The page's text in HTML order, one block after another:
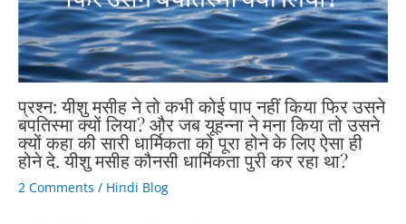
प्रश्न: यीशु मसीह ने तो कभी कोई पाप नहीं किया फिर उसने
बपतिस्मा क्यों लिया? और जब यूहन्ना ने मना किया तो उसने
क्यों कहा की सारी धार्मिकता को पूरा होने के लिए ऐसा ही
होने दे. यीशु मसीह कौनसी धार्मिकता पुरी कर रहा था?
2 Comments / Hindi Blog